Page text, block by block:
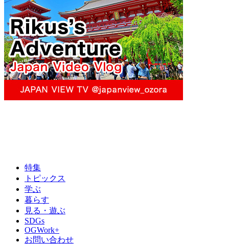
特集
トピックス
学ぶ
暮らす
見る・遊ぶ
SDGs
OGWork+
お問い合わせ